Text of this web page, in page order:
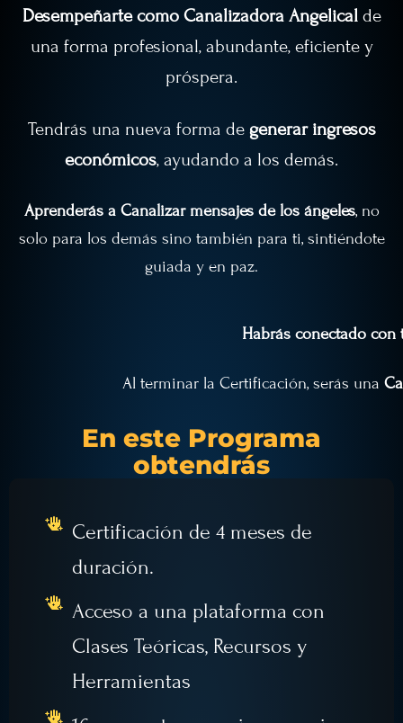
Desempeñarte como Canalizadora Angelicalde
una forma profesional, abundante, eficiente y
próspera.
Tendrás una nueva forma de generar ingresos
económicos, ayudando a los demás.
​Aprenderás a Canalizar mensajes de los ángeles, no
solo para los demás sino también para ti, sintiéndote
guiada y en paz.
Habrás conectado
Al terminar la Certificación, serás una
En este Programa
obtendrás
Certificación de 4 meses de
duración.
Acceso a una plataforma con
Clases Teóricas, Recursos y
Herramientas